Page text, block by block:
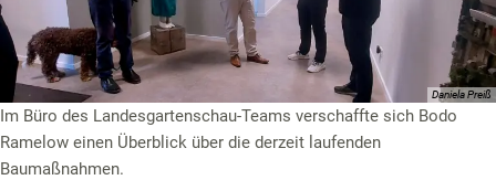
Daniela Preiß
Im Büro des Landesgartenschau-Teams verschaffte sich Bodo
Ramelow einen Überblick über die derzeit laufenden
Baumaßnahmen.